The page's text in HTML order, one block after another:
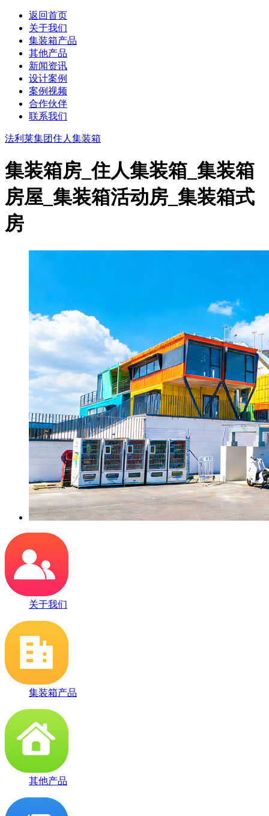
返回首页
关于我们
集装箱产品
其他产品
新闻资讯
设计案例
案例视频
合作伙伴
联系我们
法利莱集团住人集装箱
集装箱房_住人集装箱_集装箱
房屋_集装箱活动房_集装箱式
房
关于我们
集装箱产品
其他产品